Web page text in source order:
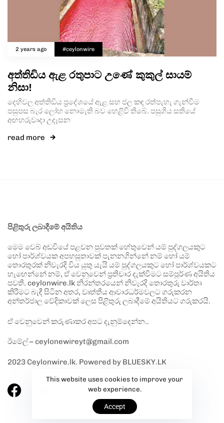
2 years ago #ceylonwire
අත්තිඩිය ඇළ රතුපාට උණේ කුකුල් සායම්
නිසා!
දෙහිවල අත්තිඩිය ප්‍රදේශයේ ඇළ සහ ජල කඳ රත්පැහැ ගැන්වීම
පසුපස බැර ලෝහ නොමැති බව හෙළිවී තිබේ. පසුගිය සතියේ
අඟහරුවාදා උදෑසන
read more
පිළිතුරු ලබාදීමේ අයිතිය
මෙම වෙබ් අඩවියේ පළවන පුවතක් හේතුවෙන් යම් පුද්ගලයකුට
හෝ පාර්ශ්වයක අපහසුතාවක් පැනනගින්නේ නම් හෝ යම්
තොරතුරක් නිවැරදි විය යුතු යැයි යම් පුද්ගලයකුට හෝ පාර්ශ්වයකට
හැඟෙන්නේ නම්, ඒ වෙනුවෙන් ප්‍රතිචාර දැක්වීමට සම්පූර්ණ අයිතිය
පවතී. ceylonwire.lk නිරන්තරයෙන් නිවැරදි තොරතුරු වාර්තා
කිරීමට බැඳී සිටින අතර, වෘත්තීය ආචාරධර්මවලට ගරුකරන
අන්තර්ජාල වේදිකාවක් ලෙස පිළිතුරු ලබාදීමේ අයිතියට ගරුකරයි.
ඒ වෙනුවෙන් කරුණාකර අපට දැනුම්දෙන්න..
ඊමේල් – ceylonewireyt@gmail.com
2023 Ceylonwire.lk. Powered by BLUESKY.LK
This website uses cookies to improve your
web experience.
Accept